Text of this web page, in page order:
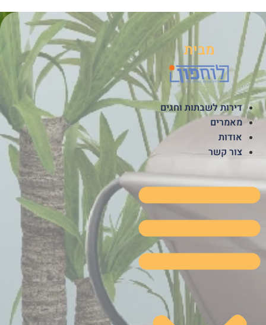
לתוכן
מבית
דירות לשבתות וחגים
מאמרים
אודות
צור קשר